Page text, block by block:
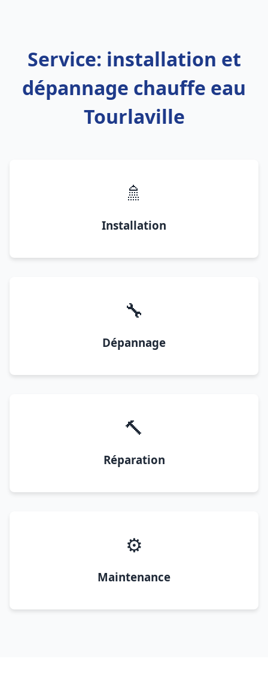
Service: installation et
dépannage chauffe eau
Tourlaville
🚿
Installation
🔧
Dépannage
🔨
Réparation
⚙️
Maintenance